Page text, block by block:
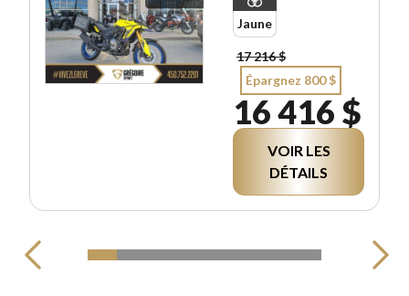
Jaune
17 216 $
Épargnez 800 $
16 416 $
VOIR LES
DÉTAILS